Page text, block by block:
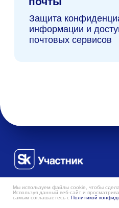
Мы используем файлы cookie, чтобы
Используя данный веб-сайт и
самым соглашаетесь с Политикой